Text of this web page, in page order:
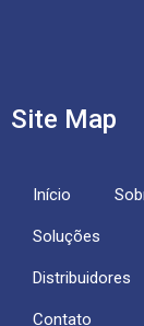
Site Map
Início
Soluções
Distribuidores
Contato